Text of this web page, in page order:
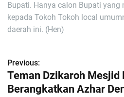
Bupati. Hanya calon Bupati
kepada Tokoh Tokoh local
daerah ini. (Hen)
N
a
Previous:
Teman Dzikaroh Mesjid
Berangkatkan Azhar